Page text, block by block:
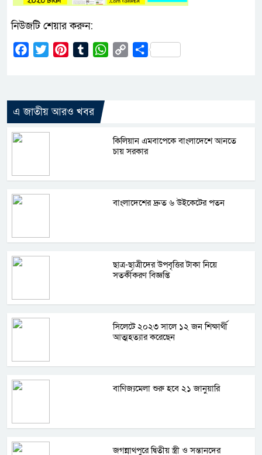
নিউজটি শেয়ার করুন:
Facebook
Twitter PinterestTumblrWhatsApp
CopyShare
এ জাতীয় আরও খবর
কিলিয়ান এমবাপেকে বাংলাদেশে আনতে
চায় সরকার
বাংলাদেশের দ্রুত ৬ উইকেটের পতন
ছাত্র-ছাত্রীদের উপবৃত্তির টাকা নিয়ে
সতর্কীকরণ বিজ্ঞপ্তি
সিলেটে ২০২৩ সালে ১২ জন শিক্ষার্থী
আত্মহত্যার করেছেন
বাণিজ্যমেলা শুরু হবে ২১ জানুয়ারি
জগন্নাথপুরে দ্বিতীয় স্ত্রী ও সন্তানদের